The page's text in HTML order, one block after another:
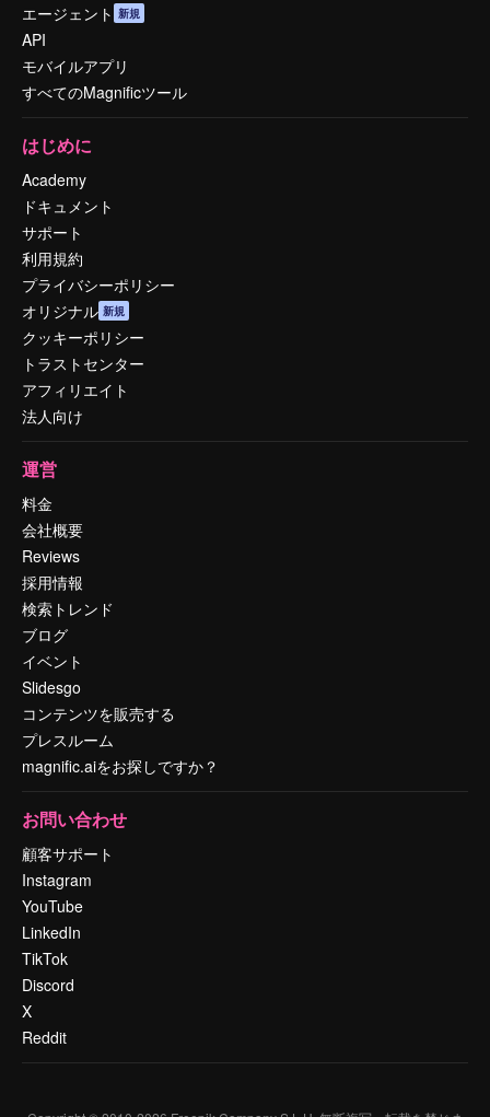
エージェント 新規
API
モバイルアプリ
すべてのMagnificツール
はじめに
Academy
ドキュメント
サポート
利用規約
プライバシーポリシー
オリジナル 新規
クッキーポリシー
トラストセンター
アフィリエイト
法人向け
運営
料金
会社概要
Reviews
採用情報
検索トレンド
ブログ
イベント
Slidesgo
コンテンツを販売する
プレスルーム
magnific.aiをお探しですか？
お問い合わせ
顧客サポート
Instagram
YouTube
LinkedIn
TikTok
Discord
X
Reddit